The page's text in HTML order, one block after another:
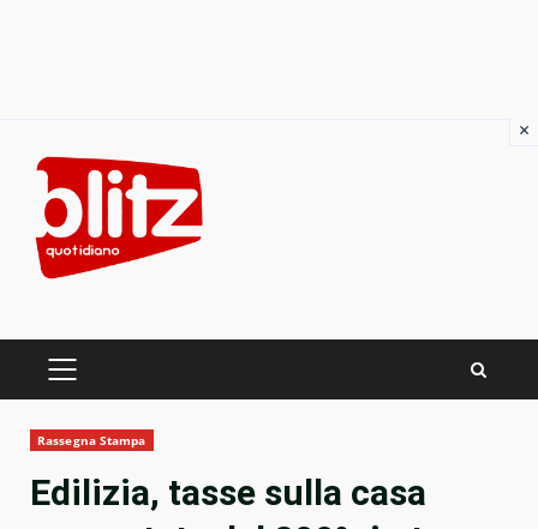
content
PRIMARY
Rassegna Stampa
Edilizia, tasse sulla casa
×